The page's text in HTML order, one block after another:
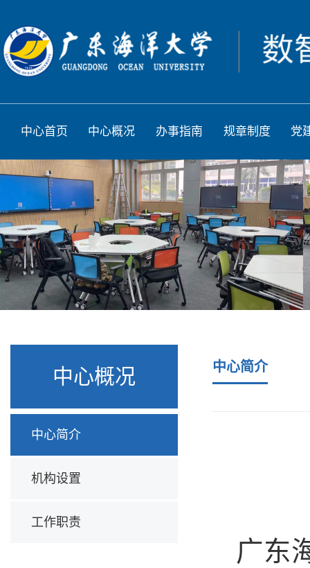
中心首页 中心概况 办事指南 规章制度 党
中心概况
中心简介
机构设置
工作职责
中心简介
广东